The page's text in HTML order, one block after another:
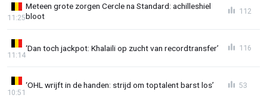
Meteen grote zorgen Cercle na Standard: achilleshiel
bloot
11:25
112
‘Dan toch jackpot: Khalaili op zucht van recordtransfer’
11:14
116
‘OHL wrijft in de handen: strijd om toptalent barst los’
10:51
53